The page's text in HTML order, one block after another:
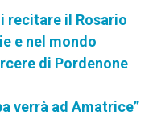
recitare il Rosario
e nel mondo
di Pordenone
verrà ad Amatrice”